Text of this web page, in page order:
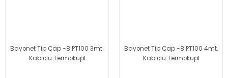
Bayonet Tip Çap -8 PT100 3mt.
Kablolu Termokupl
Bayonet Tip Çap -8 PT100 4mt.
Kablolu Termokupl